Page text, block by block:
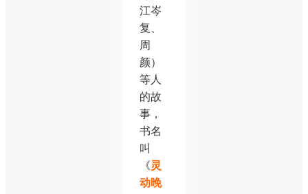
江岑
复、
周
颜）
等人
的故
事，
书名
叫
《灵
动晚